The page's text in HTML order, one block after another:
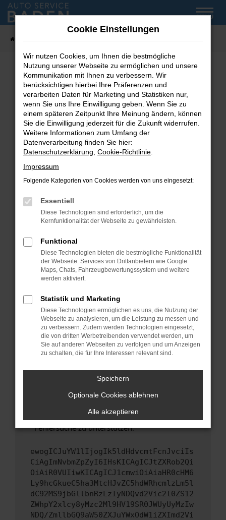
Zum
Hauptinhalt
MENÜ
Fehler: Network Error
Beim Laden ist ein Fehler aufgetreten.
Hier sind ein paar Tipps, die dir helfen können:
Überprüfe deine Firewall und deine
Internetverbindung.
Laden andere Webseiten, zum Beispiel deine
Suchmaschine?
Prüfe deine Browsererweiterungen.
können das Laden bestimmter Seiten
verhindern. Funktioniert die Seite in einem
Fenster?
Starte dein Gerät neu.
Das kann manchmal helfen, vorübergehende
Probleme zu beheben.
Betriebssystem auf dem neuesten Stand
sind.
Veraltete Software birgt nicht nur ein
Sicherheitsrisiko, sondern kann auch dazu
führen, dass bestimmte Funktionen nicht mehr
unterstützt werden.
Wende dich an den Webseitenbetreiber.
Wenn du alle oben genannten Schritte versucht
hast, kontaktiere uns bitte. Wir werden
uns diesen Text schicken, um uns bei der
Fehlersuche zu unterstützen:
ewogICJuYW1lIjogIk5ldHdvcmtFcnJvciIs
CiAgImNvbmZpZyI6IHsKICAgICJtZXRob2Qi
OiAiR0VUIiwKICAgICJ1cmwiOiAiaHR0cHM6
Ly9hcGkueC5ha3MtcHJvZC5hdWRhcmlzLm5l
dC92MS9jbGllbnRzLzIyNDQvd2Vic2l0ZS12
ZWhpY2xlcy8yMzc2Ml9HV19SR0JWUyUyMzIw
NDQ/ZmllbGQ9aW50ZXJuYWxOdW1iZXImd2Vi
Cookie Einstellungen
Wir nutzen Cookies, um Ihnen die bestmögliche
Nutzung unserer Webseite zu ermöglichen und unsere
Kommunikation mit Ihnen zu verbessern. Wir
berücksichtigen hierbei Ihre Präferenzen und
verarbeiten Daten für Marketing und Statistiken nur,
wenn Sie uns Ihre Einwilligung geben. Wenn Sie zu
einem späteren Zeitpunkt Ihre Meinung ändern, können
Sie die Einwilligung jederzeit für die Zukunft widerrufen.
Weitere Informationen zum Umfang der
Datenverarbeitung finden Sie hier:
Datenschutzerklärung Cookie-Richtlinie
Impressum
Folgende Kategorien von Cookies werden von uns eingesetzt:
Essentiell
Diese Technologien sind erforderlich, um die
Kernfunktionalität der Webseite zu gewährleisten.
Funktional
Diese Technologien bieten die bestmögliche Funktionalität
der Webseite. Services von Drittanbietern wie Google
Maps, Chats, Fahrzeugbewertungssystem und weitere
werden aktiviert.
Statistik und Marketing
Diese Technologien ermöglichen es uns, die Nutzung der
Webseite zu analysieren, um die Leistung zu messen und
zu verbessern. Zudem werden Technologien eingesetzt,
die von dritten Werbetreibenden verwendet werden, um
Sie auf anderen Webseiten zu verfolgen und um Anzeigen
zu schalten, die für Ihre Interessen relevant sind.
Speichern
Optionale Cookies ablehnen
Alle akzeptieren